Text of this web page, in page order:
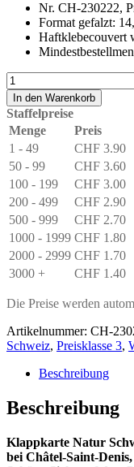
Nr. CH-230222,
Format gefalzt:
Haftklebecouvert
Klappkarte
Natur
Schweiz
«Wolkenmeer
über
dem
Genfersee»
Menge
In den Warenkorb
Staffelpreise
Menge
Preis
1 - 49
CHF 3.90
50 - 99
CHF 3.60
100 - 199
CHF 3.00
200 - 499
CHF 2.90
500 - 999
CHF 2.70
1000 - 1999 CHF 1.80
2000 - 2999 CHF 1.70
3000 +
CHF 1.40
Die Preise werden
Artikelnummer: CH-
Schweiz, Preisklasse 3,
Beschreibung
Beschreibung
Klappkarte Natur
bei Châtel-Saint-